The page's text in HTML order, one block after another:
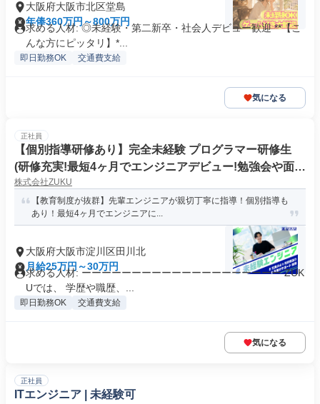
大阪府大阪市北区堂島
年俸360万円～800万円
求める人材: ◎未経験・第二新卒・社会人デビュー歓迎 **【こ
んな方にピッタリ】*...
即日勤務OK 交通費支給
気になる
正社員
【個別指導研修あり】完全未経験 プログラマー研修生
(研修充実!最短4ヶ月でエンジニアデビュー!勉強会や面談
でスキルアップ)
株式会社ZUKU
【教育制度が抜群】先輩エンジニアが親切丁寧に指導！個別指導も
あり！最短4ヶ月でエンジニアに...
大阪府大阪市淀川区田川北
月給25万円～30万円
求める人材: ーーーーーーーーーーーーーーーーーーーー ZUK
Uでは、 学歴や職歴、...
即日勤務OK 交通費支給
気になる
正社員
ITエンジニア | 未経験可